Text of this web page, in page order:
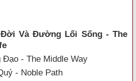
Và Đường Lối Sống - The
- The Middle Way
- Noble Path